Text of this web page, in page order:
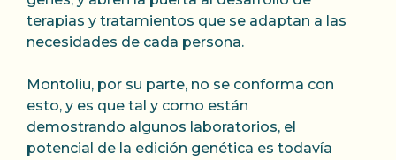
terapias y tratamientos que se adaptan a las
necesidades de cada persona.
Montoliu, por su parte, no se conforma con
esto, y es que tal y como están
demostrando algunos laboratorios, el
potencial de la edición genética es todavía